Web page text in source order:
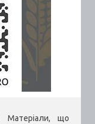
Матеріали, що